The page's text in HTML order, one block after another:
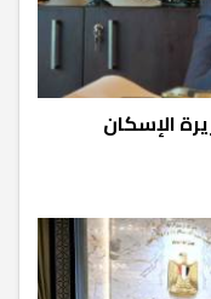
الإسكان